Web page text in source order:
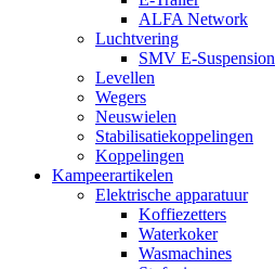
ALFA Network
Luchtvering
SMV E-Suspension
Levellen
Wegers
Neuswielen
Stabilisatiekoppelingen
Koppelingen
Kampeerartikelen
Elektrische apparatuur
Koffiezetters
Waterkoker
Wasmachines